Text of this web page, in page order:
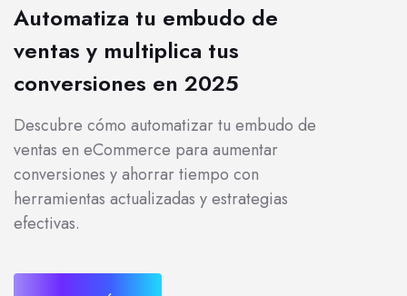
Automatiza tu embudo de
ventas y multiplica tus
conversiones en 2025
Descubre cómo automatizar tu embudo de
ventas en eCommerce para aumentar
conversiones y ahorrar tiempo con
herramientas actualizadas y estrategias
efectivas.